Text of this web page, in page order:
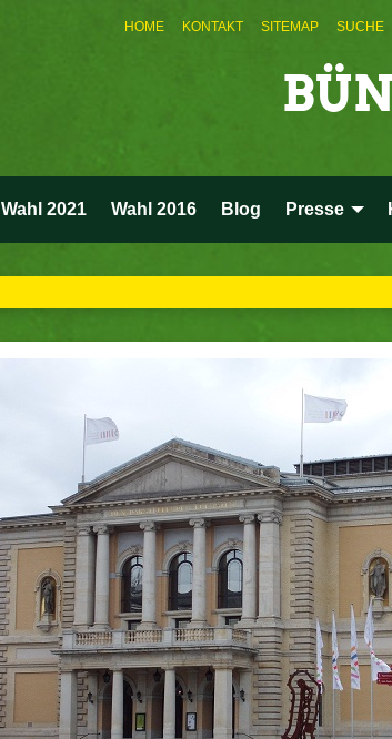
HOME KONTAKT SITEMAP SUCHE
Wahl 2021 Wahl 2016 Blog Presse